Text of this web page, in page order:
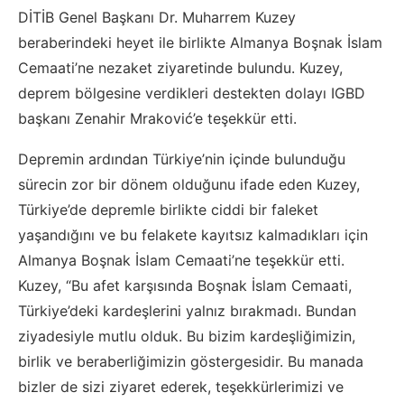
DİTİB Genel Başkanı Dr. Muharrem Kuzey
beraberindeki heyet ile birlikte Almanya Boşnak İslam
Cemaati’ne nezaket ziyaretinde bulundu. Kuzey,
deprem bölgesine verdikleri destekten dolayı IGBD
başkanı Zenahir Mraković’e teşekkür etti.
Depremin ardından Türkiye’nin içinde bulunduğu
sürecin zor bir dönem olduğunu ifade eden Kuzey,
Türkiye’de depremle birlikte ciddi bir faleket
yaşandığını ve bu felakete kayıtsız kalmadıkları için
Almanya Boşnak İslam Cemaati’ne teşekkür etti.
Kuzey, “Bu afet karşısında Boşnak İslam Cemaati,
Türkiye’deki kardeşlerini yalnız bırakmadı. Bundan
ziyadesiyle mutlu olduk. Bu bizim kardeşliğimizin,
birlik ve beraberliğimizin göstergesidir. Bu manada
bizler de sizi ziyaret ederek, teşekkürlerimizi ve